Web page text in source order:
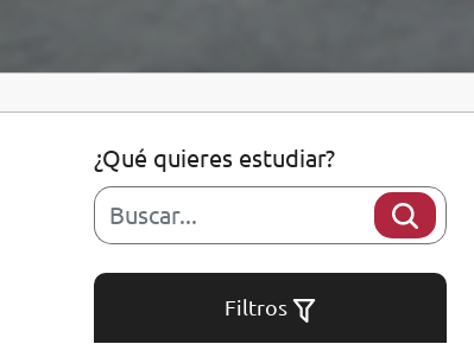
¿Qué quieres estudiar?
Filtros